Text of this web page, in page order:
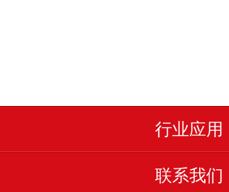
行业应用
联系我们